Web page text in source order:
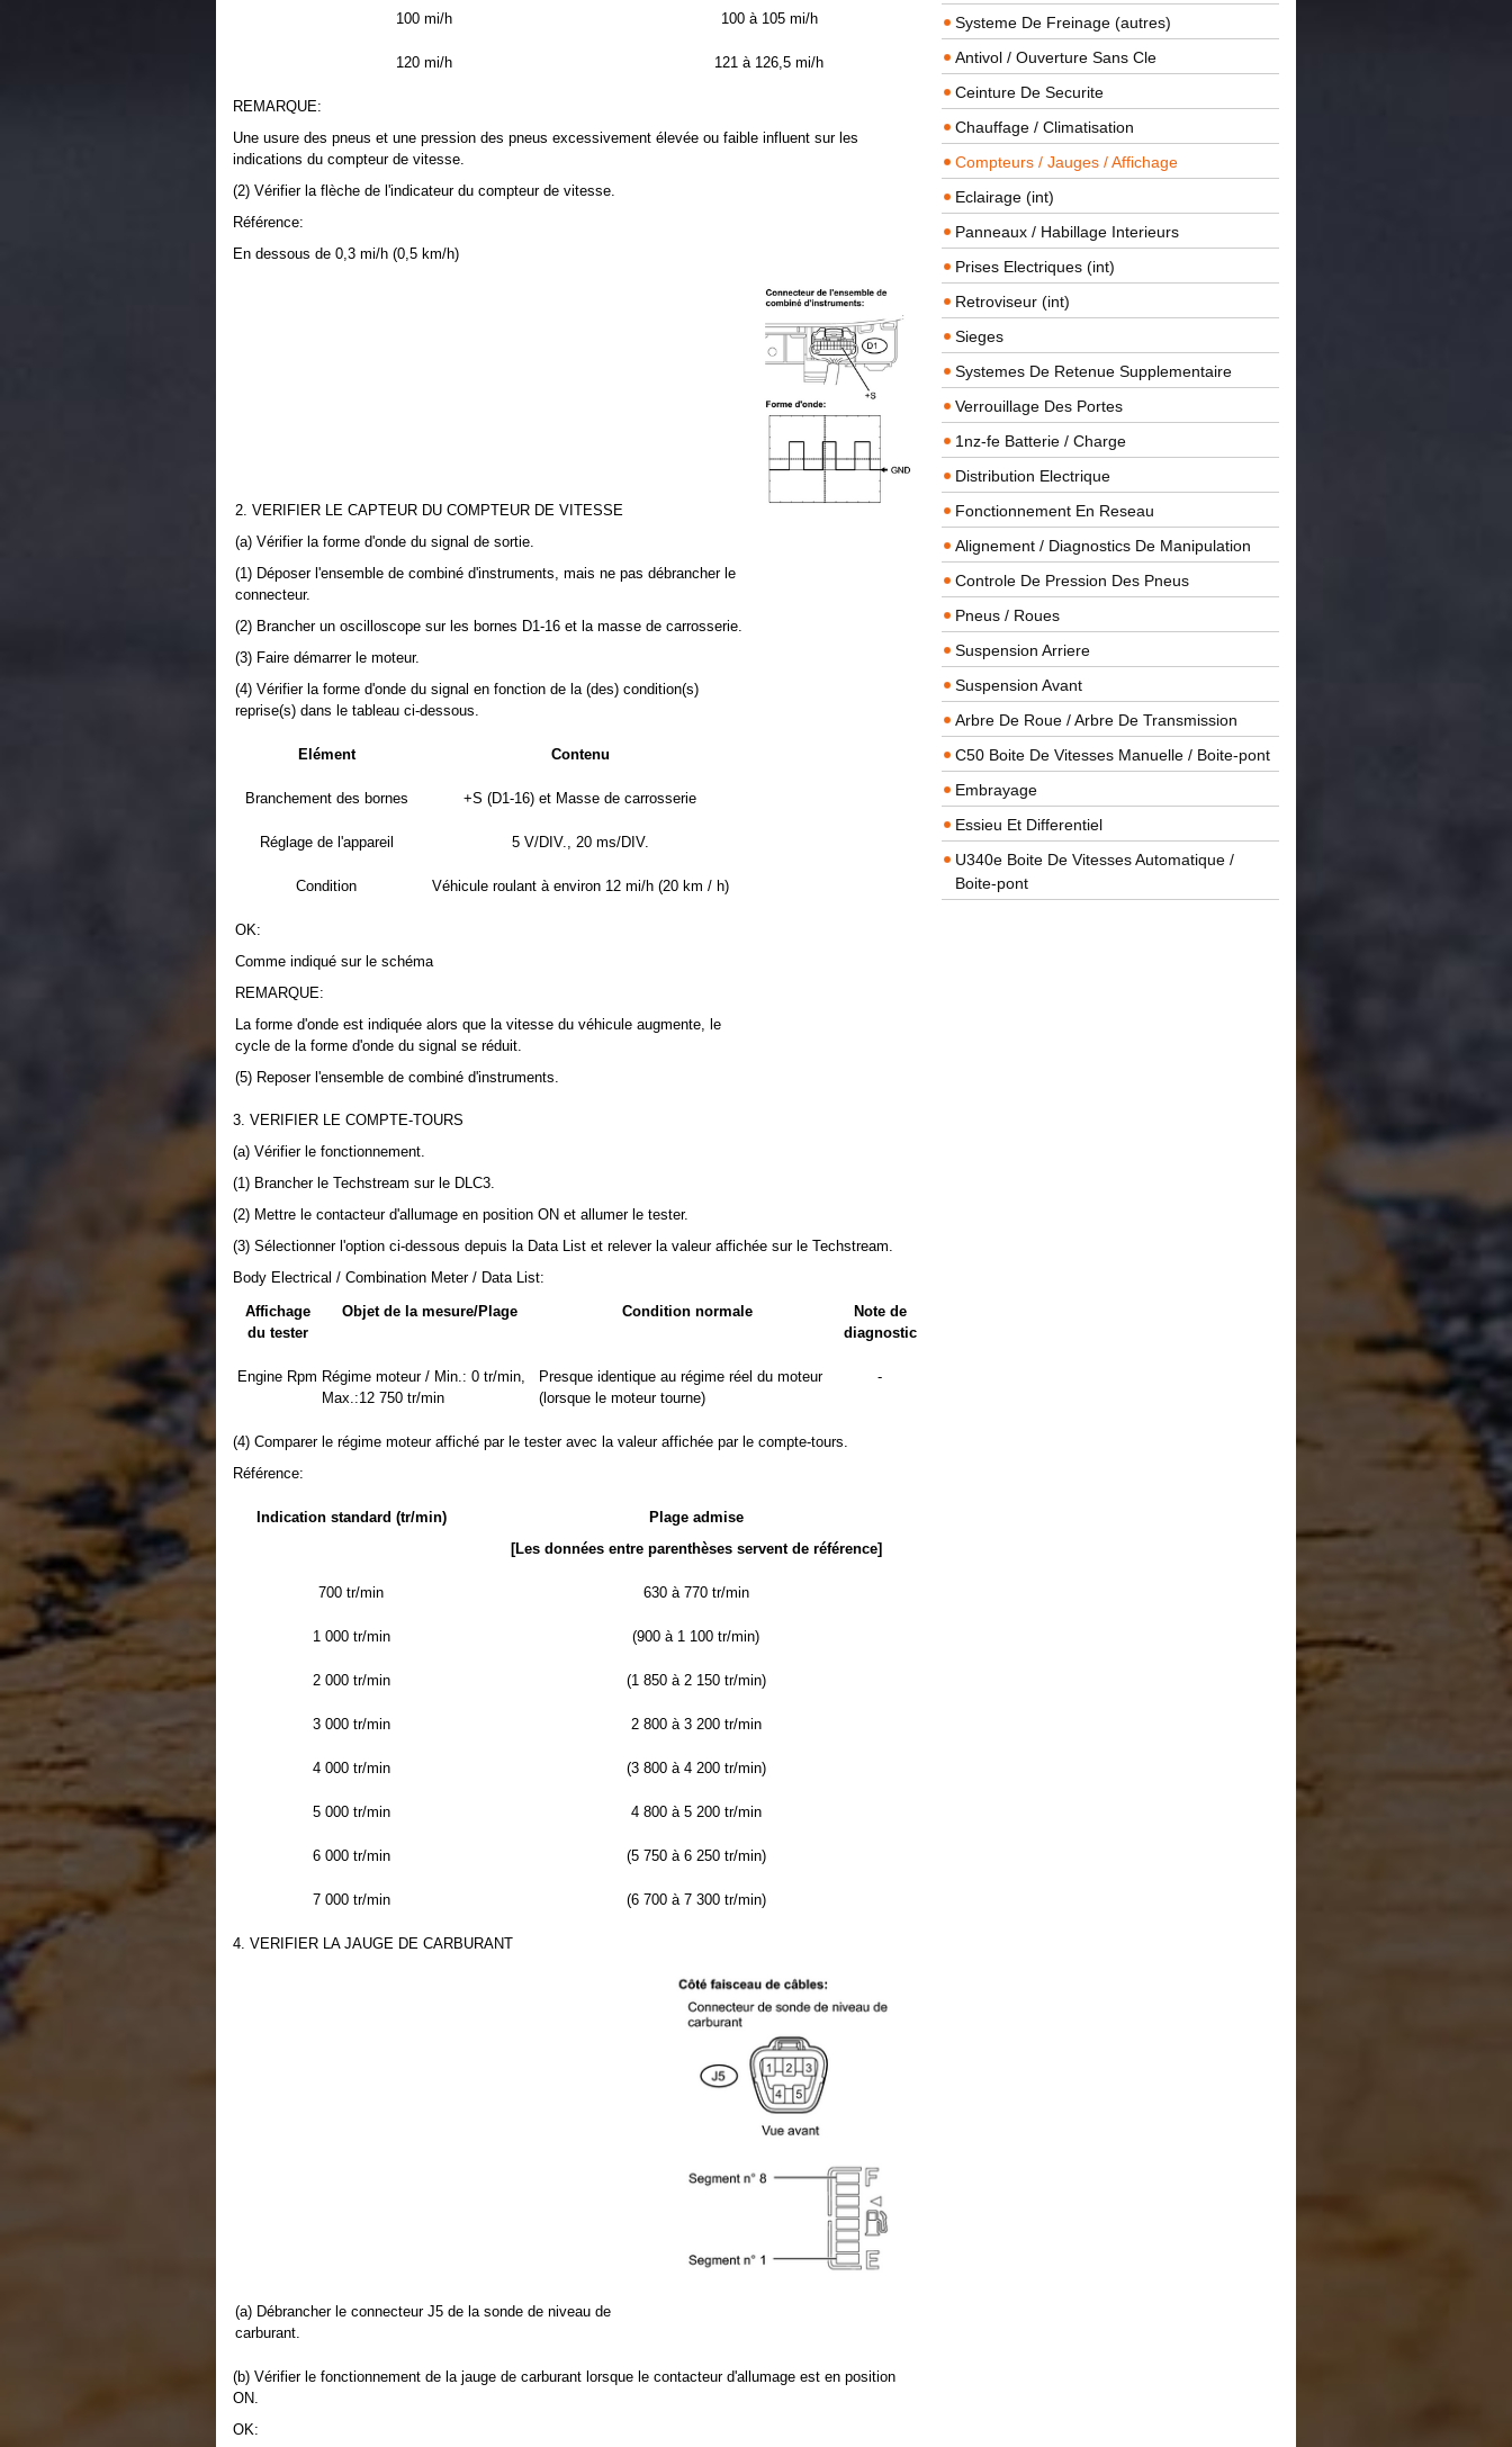
100 mi/h 100 à 105 mi/h
120 mi/h 121 à 126,5 mi/h
REMARQUE:
Une usure des pneus et une pression des pneus excessivement élevée ou faible influent sur les
indications du compteur de vitesse.
(2) Vérifier la flèche de l'indicateur du compteur de vitesse.
Référence:
En dessous de 0,3 mi/h (0,5 km/h)
2. VERIFIER LE CAPTEUR DU COMPTEUR DE VITESSE
(a) Vérifier la forme d'onde du signal de sortie.
(1) Déposer l'ensemble de combiné d'instruments, mais ne pas débrancher le
connecteur.
(2) Brancher un oscilloscope sur les bornes D1-16 et la masse de carrosserie.
(3) Faire démarrer le moteur.
(4) Vérifier la forme d'onde du signal en fonction de la (des) condition(s)
reprise(s) dans le tableau ci-dessous.
Elément Contenu
Branchement des bornes +S (D1-16) et Masse de carrosserie
Réglage de l'appareil 5 V/DIV., 20 ms/DIV.
Condition Véhicule roulant à environ 12 mi/h (20 km / h)
OK:
Comme indiqué sur le schéma
REMARQUE:
La forme d'onde est indiquée alors que la vitesse du véhicule augmente, le
cycle de la forme d'onde du signal se réduit.
(5) Reposer l'ensemble de combiné d'instruments.
3. VERIFIER LE COMPTE-TOURS
(a) Vérifier le fonctionnement.
(1) Brancher le Techstream sur le DLC3.
(2) Mettre le contacteur d'allumage en position ON et allumer le tester.
(3) Sélectionner l'option ci-dessous depuis la Data List et relever la valeur affichée sur le Techstream.
Body Electrical / Combination Meter / Data List:
Affichage
du tester
Objet de la mesure/Plage Condition normale
Note de
diagnostic
Engine Rpm Régime moteur / Min.: 0 tr/min,
Max.:12 750 tr/min
Presque identique au régime réel du moteur
(lorsque le moteur tourne)
-
(4) Comparer le régime moteur affiché par le tester avec la valeur affichée par le compte-tours.
Référence:
Indication standard (tr/min)
Plage admise
[Les données entre parenthèses servent de référence]
700 tr/min 630 à 770 tr/min
1 000 tr/min (900 à 1 100 tr/min)
2 000 tr/min (1 850 à 2 150 tr/min)
3 000 tr/min 2 800 à 3 200 tr/min
4 000 tr/min (3 800 à 4 200 tr/min)
5 000 tr/min 4 800 à 5 200 tr/min
6 000 tr/min (5 750 à 6 250 tr/min)
7 000 tr/min (6 700 à 7 300 tr/min)
4. VERIFIER LA JAUGE DE CARBURANT
(a) Débrancher le connecteur J5 de la sonde de niveau de
carburant.
(b) Vérifier le fonctionnement de la jauge de carburant lorsque le contacteur d'allumage est en position
ON.
OK:
Systeme De Freinage (autres)
Antivol / Ouverture Sans Cle
Ceinture De Securite
Chauffage / Climatisation
Compteurs / Jauges / Affichage
Eclairage (int)
Panneaux / Habillage Interieurs
Prises Electriques (int)
Retroviseur (int)
Sieges
Systemes De Retenue Supplementaire
Verrouillage Des Portes
1nz-fe Batterie / Charge
Distribution Electrique
Fonctionnement En Reseau
Alignement / Diagnostics De Manipulation
Controle De Pression Des Pneus
Pneus / Roues
Suspension Arriere
Suspension Avant
Arbre De Roue / Arbre De Transmission
C50 Boite De Vitesses Manuelle / Boite-pont
Embrayage
Essieu Et Differentiel
U340e Boite De Vitesses Automatique /
Boite-pont